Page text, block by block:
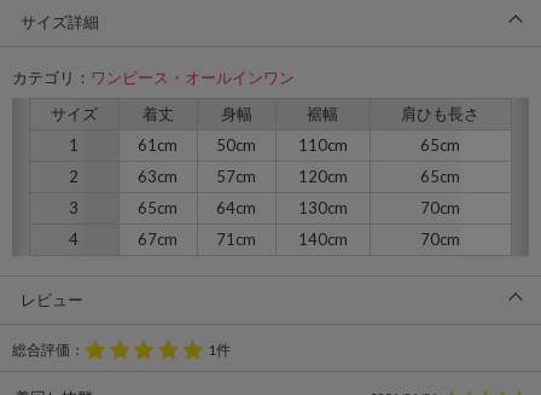
サイズ詳細
カテゴリ： ワンピース・オールインワン
サイズ
着丈 身幅 裾幅
肩ひも長さ
1
61cm 50cm 110cm
65cm
2
63cm 57cm 120cm
65cm
3
65cm 64cm 130cm
70cm
4
67cm 71cm 140cm 70cm
レビュー
総合評価： 1件